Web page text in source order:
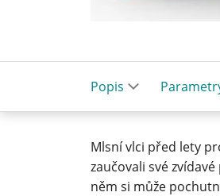
Popis
Mlsní vlci před lety
zaučovali své
něm si může